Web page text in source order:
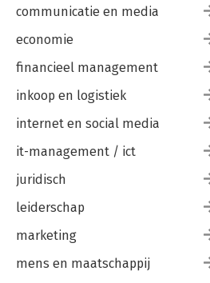
communicatie en media
economie
financieel management
inkoop en logistiek
internet en social media
it-management / ict
juridisch
leiderschap
marketing
mens en maatschappij